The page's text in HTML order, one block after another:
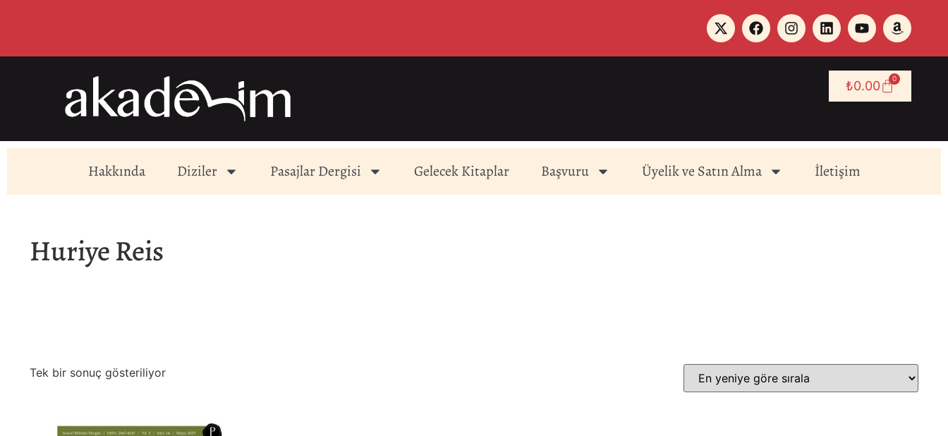
₺0.00 0
Hakkında Diziler Pasajlar Dergisi Gelecek Kitaplar Başvuru Üyelik ve Satın Alma İletişim
Huriye Reis
Tek bir sonuç gösteriliyor